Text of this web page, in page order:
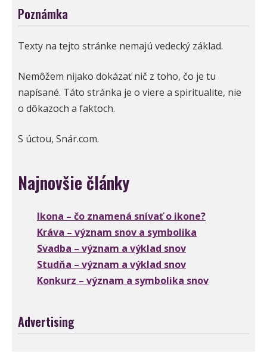
Poznámka
Texty na tejto stránke nemajú vedecký základ.
Nemôžem nijako dokázať nič z toho, čo je tu
napísané. Táto stránka je o viere a spiritualite, nie
o dôkazoch a faktoch.
S úctou, Snár.com.
Najnovšie články
Ikona – čo znamená snívať o ikone?
Kráva – význam snov a symbolika
Svadba – význam a výklad snov
Studňa – význam a výklad snov
Konkurz – význam a symbolika snov
Advertising